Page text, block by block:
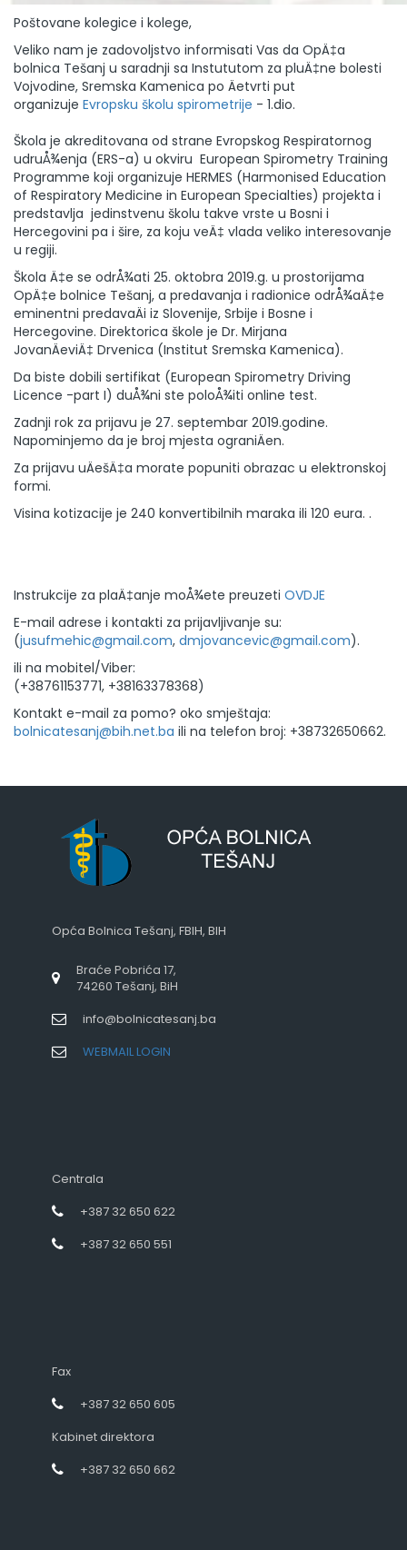
Poštovane kolegice i kolege,
Veliko nam je zadovoljstvo informisati Vas da OpÄ‡a
bolnica Tešanj u saradnji sa Instututom za pluÄ‡ne bolesti
Vojvodine, Sremska Kamenica po Äetvrti put
organizuje Evropsku školu spirometrije - 1.dio.
Škola je akreditovana od strane Evropskog Respiratornog
udruÅ¾enja (ERS-a) u okviru European Spirometry Training
Programme koji organizuje HERMES (Harmonised Education
of Respiratory Medicine in European Specialties) projekta i
predstavlja jedinstvenu školu takve vrste u Bosni i
Hercegovini pa i šire, za koju veÄ‡ vlada veliko interesovanje
u regiji.
Škola Ä‡e se odrÅ¾ati 25. oktobra 2019.g. u prostorijama
OpÄ‡e bolnice Tešanj, a predavanja i radionice odrÅ¾aÄ‡e
eminentni predavaÄi iz Slovenije, Srbije i Bosne i
Hercegovine. Direktorica škole je Dr. Mirjana
JovanÄeviÄ‡ Drvenica (Institut Sremska Kamenica).
Da biste dobili sertifikat (European Spirometry Driving
Licence -part I) duÅ¾ni ste poloÅ¾iti online test.
Zadnji rok za prijavu je 27. septembar 2019.godine.
Napominjemo da je broj mjesta ograniÄen.
Za prijavu uÄešÄ‡a morate popuniti obrazac u elektronskoj
formi.
Visina kotizacije je 240 konvertibilnih maraka ili 120 eura. .
Instrukcije za plaÄ‡anje moÅ¾ete preuzeti OVDJE
E-mail adrese i kontakti za prijavljivanje su:
(jusufmehic@gmail.com, dmjovancevic@gmail.com).
ili na mobitel/Viber:
(+38761153771, +38163378368)
Kontakt e-mail za pomo? oko smještaja:
bolnicatesanj@bih.net.ba ili na telefon broj: +38732650662.
Opća Bolnica Tešanj, FBIH, BIH
Braće Pobrića 17,
74260 Tešanj, BiH
info@bolnicatesanj.ba
WEBMAIL LOGIN
Centrala
+387 32 650 622
+387 32 650 551
Fax
+387 32 650 605
Kabinet direktora
+387 32 650 662